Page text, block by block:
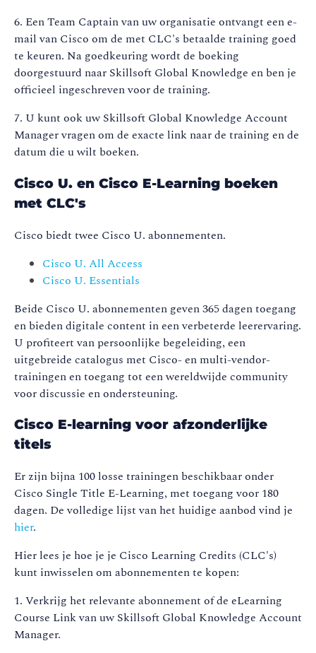
6. Een Team Captain van uw organisatie ontvangt een e-
mail van Cisco om de met CLC's betaalde training goed
te keuren. Na goedkeuring wordt de boeking
doorgestuurd naar Skillsoft Global Knowledge en ben je
officieel ingeschreven voor de training.
7. U kunt ook uw Skillsoft Global Knowledge Account
Manager vragen om de exacte link naar de training en de
datum die u wilt boeken.
Cisco U. en Cisco E-Learning boeken
met CLC's
Cisco biedt twee Cisco U. abonnementen.
Cisco U. All Access
Cisco U. Essentials
Beide Cisco U. abonnementen geven 365 dagen toegang
en bieden digitale content in een verbeterde leerervaring.
U profiteert van persoonlijke begeleiding, een
uitgebreide catalogus met Cisco- en multi-vendor-
trainingen en toegang tot een wereldwijde community
voor discussie en ondersteuning.
Cisco E-learning voor afzonderlijke
titels
Er zijn bijna 100 losse trainingen beschikbaar onder
Cisco Single Title E-Learning, met toegang voor 180
dagen. De volledige lijst van het huidige aanbod vind je
hier.
Hier lees je hoe je je Cisco Learning Credits (CLC's)
kunt inwisselen om abonnementen te kopen:
1. Verkrijg het relevante abonnement of de eLearning
Course Link van uw Skillsoft Global Knowledge Account
Manager.